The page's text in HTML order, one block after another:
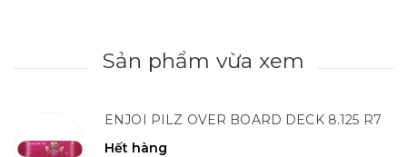
Sản phẩm vừa xem
ENJOI PILZ OVER BOARD DECK 8.125 R7
Hết hàng